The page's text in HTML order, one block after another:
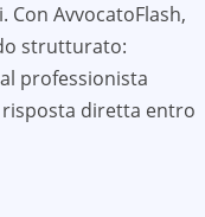
AvvocatoFlash,
strutturato:
professionista
risposta diretta entro